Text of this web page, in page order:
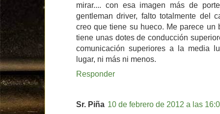
mirar.... con esa imagen más de
gentleman driver, falto totalmente del
creo que tiene su hueco. Me parece un
tiene unas dotes de conducción
comunicación superiores a la media
lugar, ni más ni menos.
Responder
Sr. Piña 10 de febrero de 2012 a las